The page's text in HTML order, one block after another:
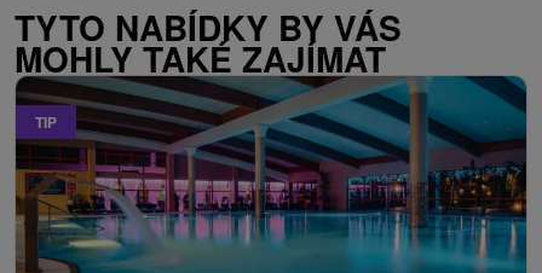
TYTO NABÍDKY BY VÁS
MOHLY TAKÉ ZAJÍMAT
TIP